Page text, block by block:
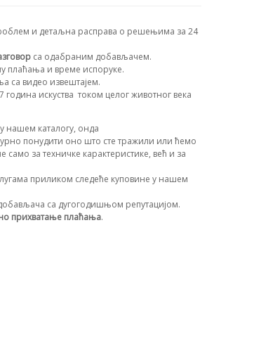
и детаљна расправа о решењима за 24
са одабраним добављачем.
плаћања и време испоруке.
са видео извештајем.
година искуства током целог животног века
нашем каталогу, онда
понудити оно што сте тражили или ћемо
само за техничке карактеристике, већ и за
приликом следеће куповине у нашем
са дугогодишњом репутацијом.
прихватање плаћања.